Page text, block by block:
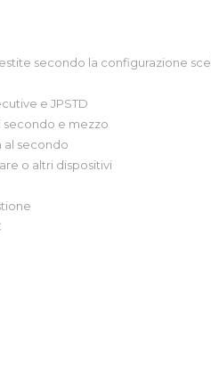
secondo la configurazione
e JPSTD
secondo e mezzo
al secondo
o altri dispositivi